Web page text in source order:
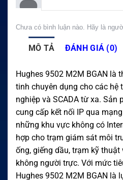
Chưa có bình luận nào. Hãy là
MÔ TẢ ĐÁNH GIÁ (0)
Hughes 9502 M2M BGAN là
tinh chuyên dụng cho các hệ
nghiệp và SCADA từ xa. Sản
cung cấp kết nối IP qua
những khu vực không có
hợp cho trạm giám sát môi
ống, giếng dầu, trạm kỹ
không người trực. Với mức
Hughes 9502 M2M BGAN là